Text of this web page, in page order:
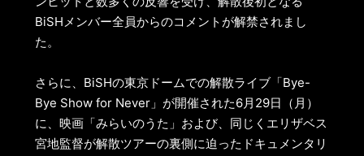
BiSHメンバー全員からのコメントが解禁されまし
た。
さらに、BiSHの東京ドームでの解散ライブ「Bye-
Bye Show for Never」が開催された6月29日（月）
に、映画「みらいのうた」および、同じくエリザベス
宮地監督が解散ツアーの裏側に迫ったドキュメンタリ